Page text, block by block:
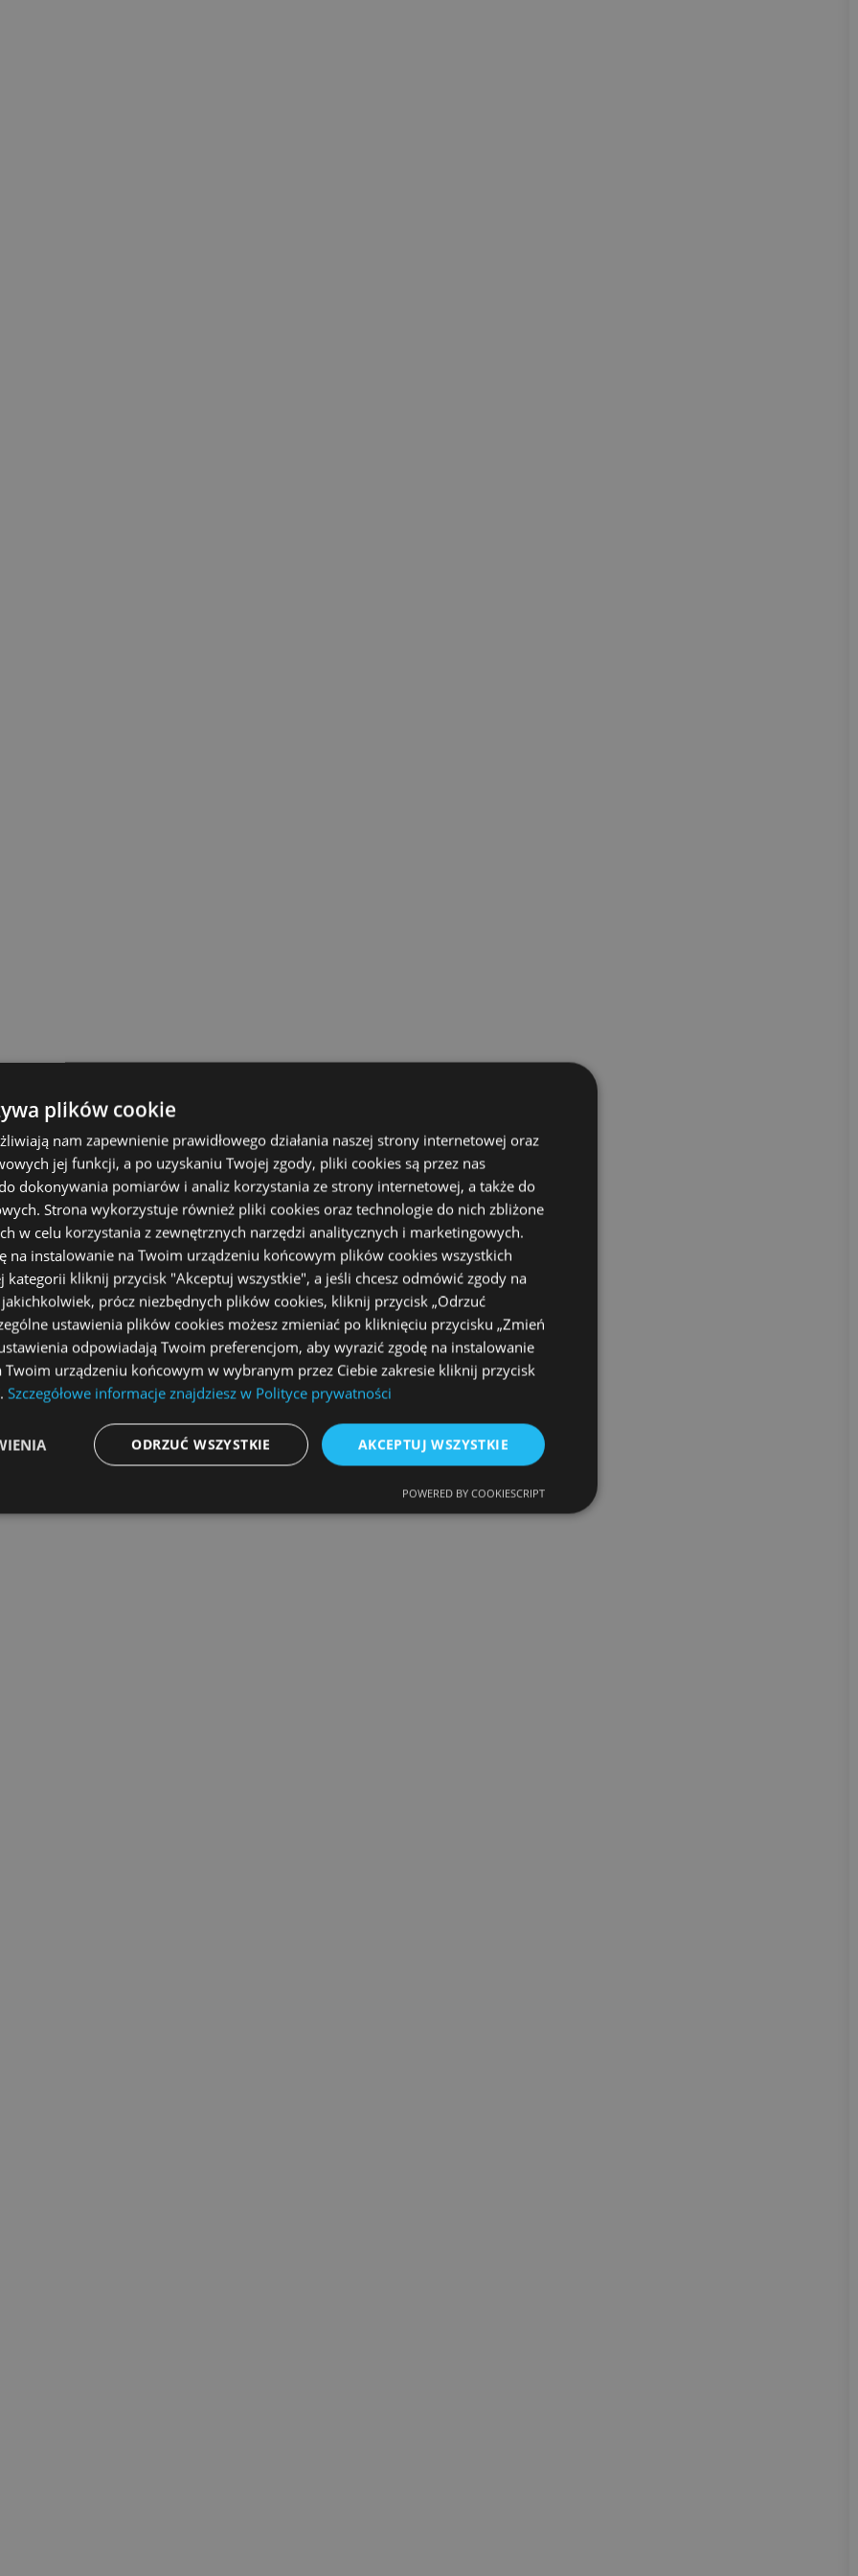
plików cookie
nam zapewnienie prawidłowego działania naszej strony internetowej oraz
jej funkcji, a po uzyskaniu Twojej zgody, pliki cookies są przez nas
dokonywania pomiarów i analiz korzystania ze strony internetowej, a także do
Strona wykorzystuje również pliki cookies oraz technologie do nich zbliżone
w celu korzystania z zewnętrznych narzędzi analitycznych i marketingowych.
na instalowanie na Twoim urządzeniu końcowym plików cookies wszystkich
kategorii kliknij przycisk "Akceptuj wszystkie", a jeśli chcesz odmówić zgody na
prócz niezbędnych plików cookies, kliknij przycisk „Odrzuć
ustawienia plików cookies możesz zmieniać po kliknięciu przycisku „Zmień
odpowiadają Twoim preferencjom, aby wyrazić zgodę na instalowanie
Twoim urządzeniu końcowym w wybranym przez Ciebie zakresie kliknij przycisk
Szczegółowe informacje znajdziesz w Polityce prywatności
AKCEPTUJ WSZYSTKIE
ODRZUĆ WSZYSTKIE
POWERED BY COOKIESCRIPT